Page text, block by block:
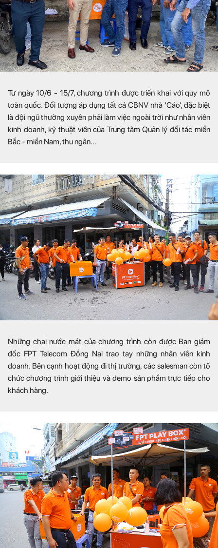
Từ ngày 10/6 - 15/7, chương trình được triển khai với quy mô
toàn quốc. Đối tượng áp dụng tất cả CBNV nhà ‘Cáo’, đặc biệt
là đội ngũ thường xuyên phải làm việc ngoài trời như nhân viên
kinh doanh, kỹ thuật viên của Trung tâm Quản lý đối tác miền
Bắc - miền Nam, thu ngân…
Những chai nước mát của chương trình còn được Ban giám
đốc FPT Telecom Đồng Nai trao tay những nhân viên kinh
doanh. Bên cạnh hoạt động đi thị trường, các salesman còn tổ
chức chương trình giới thiệu và demo sản phẩm trực tiếp cho
khách hàng.